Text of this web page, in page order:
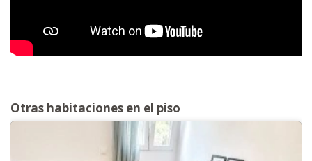
Otras habitaciones en el piso